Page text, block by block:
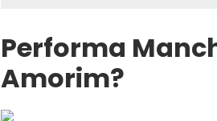
Performa
Amorim?